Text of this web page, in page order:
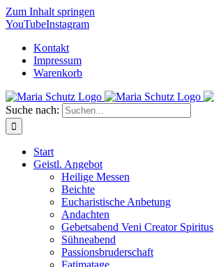
Zum Inhalt springen
YouTubeInstagram
Kontakt
Impressum
Warenkorb
Suche nach:
Start
Geistl. Angebot
Heilige Messen
Beichte
Eucharistische Anbetung
Andachten
Gebetsabend Veni Creator Spiritus
Sühneabend
Passionsbruderschaft
Fatimatage